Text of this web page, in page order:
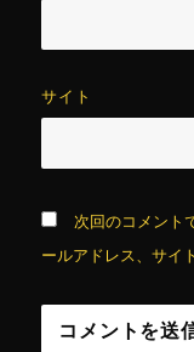
サイト
次回のコメント
ールアドレス、サイ